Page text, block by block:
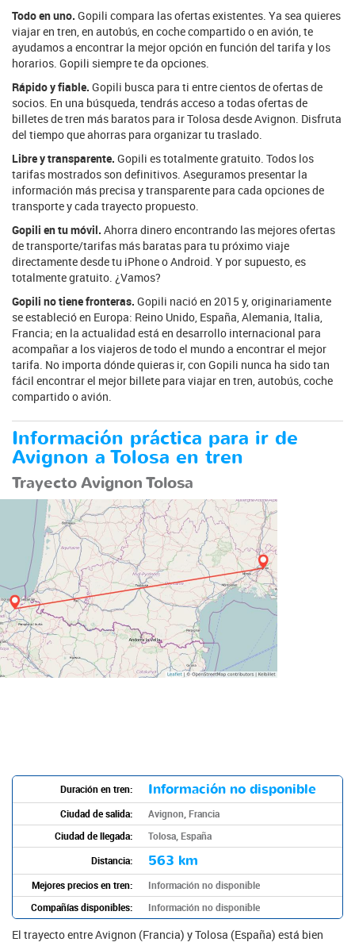
Todo en uno. Gopili compara las ofertas existentes. Ya sea quieres
viajar en tren, en autobús, en coche compartido o en avión, te
ayudamos a encontrar la mejor opción en función del tarifa y los
horarios. Gopili siempre te da opciones.
Rápido y fiable. Gopili busca para ti entre cientos de ofertas de
socios. En una búsqueda, tendrás acceso a todas ofertas de
billetes de tren más baratos para ir Tolosa desde Avignon. Disfruta
del tiempo que ahorras para organizar tu traslado.
Libre y transparente. Gopili es totalmente gratuito. Todos los
tarifas mostrados son definitivos. Aseguramos presentar la
información más precisa y transparente para cada opciones de
transporte y cada trayecto propuesto.
Gopili en tu móvil. Ahorra dinero encontrando las mejores ofertas
de transporte/tarifas más baratas para tu próximo viaje
directamente desde tu iPhone o Android. Y por supuesto, es
totalmente gratuito. ¿Vamos?
Gopili no tiene fronteras. Gopili nació en 2015 y, originariamente
se estableció en Europa: Reino Unido, España, Alemania, Italia,
Francia; en la actualidad está en desarrollo internacional para
acompañar a los viajeros de todo el mundo a encontrar el mejor
tarifa. No importa dónde quieras ir, con Gopili nunca ha sido tan
fácil encontrar el mejor billete para viajar en tren, autobús, coche
compartido o avión.
Información práctica para ir de
Avignon a Tolosa en tren
Trayecto Avignon Tolosa
Duración en tren: Información no disponible
Ciudad de salida:
Avignon, Francia
Ciudad de llegada:
Tolosa, España
Distancia:
563 km
Mejores precios en tren:
Información no disponible
Compañías disponibles:
Información no disponible
El trayecto entre Avignon (Francia) y Tolosa (España) está bien